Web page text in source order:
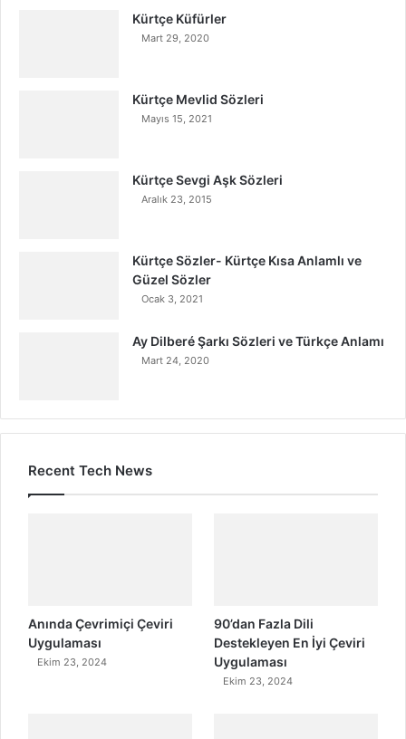
Kürtçe Küfürler
Mart 29, 2020
Kürtçe Mevlid Sözleri
Mayıs 15, 2021
Kürtçe Sevgi Aşk Sözleri
Aralık 23, 2015
Kürtçe Sözler- Kürtçe Kısa Anlamlı ve
Güzel Sözler
Ocak 3, 2021
Ay Dilberé Şarkı Sözleri ve Türkçe Anlamı
Mart 24, 2020
Recent Tech News
Anında Çevrimiçi Çeviri
Uygulaması
Ekim 23, 2024
90’dan Fazla Dili
Destekleyen En İyi Çeviri
Uygulaması
Ekim 23, 2024